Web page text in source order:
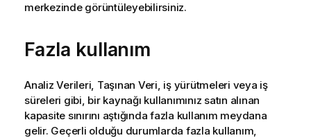
merkezinde görüntüleyebilirsiniz.
Fazla kullanım
Analiz Verileri, Taşınan Veri, iş yürütmeleri veya iş
süreleri gibi, bir kaynağı kullanımınız satın alınan
kapasite sınırını aştığında fazla kullanım meydana
gelir. Geçerli olduğu durumlarda fazla kullanım,